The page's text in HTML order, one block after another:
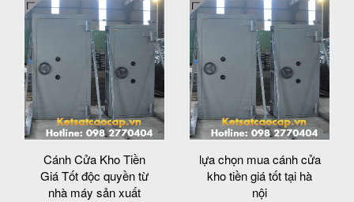
Cánh Cửa Kho Tiền
Giá Tốt độc quyền từ
nhà máy sản xuất
lựa chọn mua cánh cửa
kho tiền giá tốt tại hà
nội